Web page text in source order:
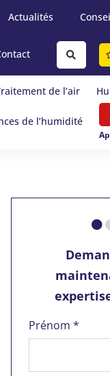
Actualités
de l’air
de l’humidité
Prénom *